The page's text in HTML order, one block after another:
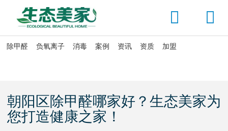


除甲醛 负氧离子 消毒 案例 资讯 资质 加盟
朝阳区除甲醛哪家好？生态美家为
您打造健康之家！